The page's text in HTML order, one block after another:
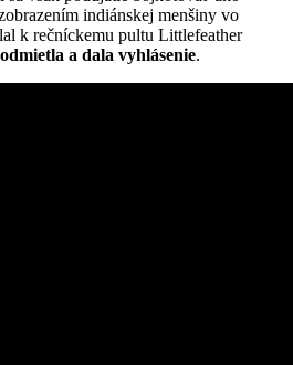
indiánskej menšiny vo
k rečníckemu pultu Littlefeather
odmietla a dala vyhlásenie.